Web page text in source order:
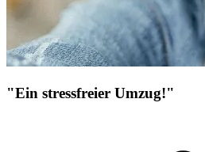
"Ein stressfreier Umzug!"